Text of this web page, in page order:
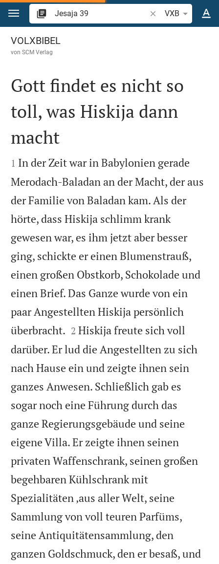
Zum Inhalt springen
Bibelstelle oder
VXB
Jesaja 39
VOLXBIBEL
vonSCM Verlag

Gott findet es nicht so
toll, was Hiskija dann
macht

1 In der Zeit war in Babylonien gerade
Merodach-Baladan an der Macht, der aus
der Familie von Baladan kam. Als der
hörte, dass Hiskija schlimm krank
gewesen war, es ihm jetzt aber besser
ging, schickte er einen Blumenstrauß,
einen großen Obstkorb, Schokolade und
einen Brief. Das Ganze wurde von ein
paar Angestellten Hiskija persönlich
überbracht. 

2 Hiskija freute sich voll
darüber. Er lud die Angestellten zu sich
nach Hause ein und zeigte ihnen sein
ganzes Anwesen. Schließlich gab es
sogar noch eine Führung durch das
ganze Regierungsgebäude und seine
eigene Villa. Er zeigte ihnen seinen
privaten Waffenschrank, seinen großen
begehbaren Kühlschrank mit
Spezialitäten ‚aus aller Welt, seine
Sammlung von voll teuren Parfüms,
seine Antiquitätensammlung, den
ganzen Goldschmuck, den er besaß, und